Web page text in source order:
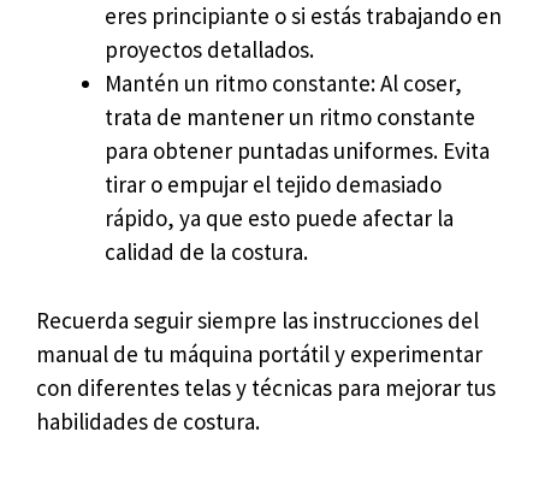
eres principiante o si estás trabajando en
proyectos detallados.
Mantén un ritmo constante: Al coser,
trata de mantener un ritmo constante
para obtener puntadas uniformes. Evita
tirar o empujar el tejido demasiado
rápido, ya que esto puede afectar la
calidad de la costura.
Recuerda seguir siempre las instrucciones del
manual de tu máquina portátil y experimentar
con diferentes telas y técnicas para mejorar tus
habilidades de costura.